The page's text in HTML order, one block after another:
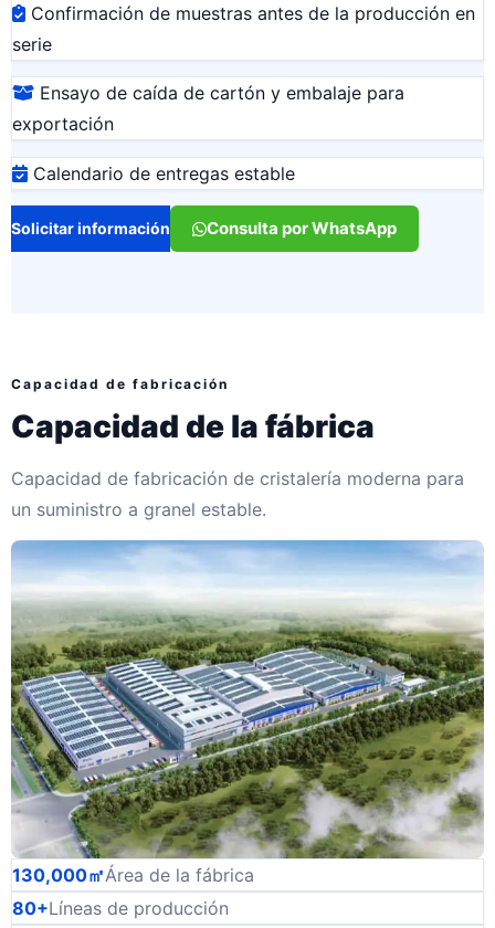
Confirmación de muestras antes de la producción en
serie
Ensayo de caída de cartón y embalaje para
exportación
Calendario de entregas estable
Solicitar información Consulta por WhatsApp
Capacidad de fabricación
Capacidad de la fábrica
Capacidad de fabricación de cristalería moderna para
un suministro a granel estable.
130,000㎡Área de la fábrica
80+Líneas de producción